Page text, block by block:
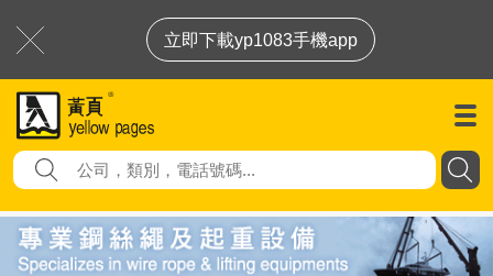
立即下載yp1083手機app